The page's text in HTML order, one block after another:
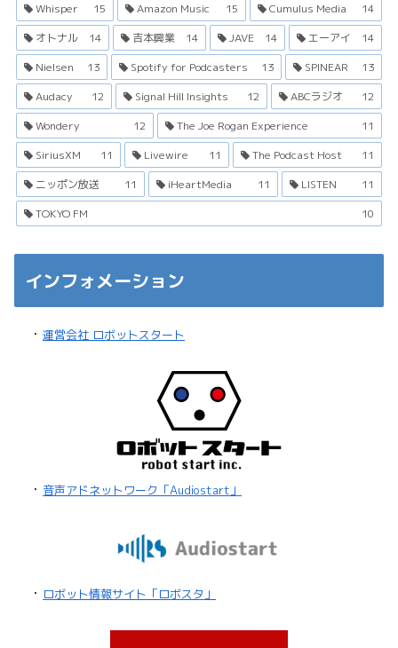
Whisper
15 Amazon Music 15 Cumulus Media
14
オトナル
14 吉本興業 14 JAVE 14 エーアイ
14
Nielsen
13 Spotify for Podcasters 13 SPINEAR
13
Audacy
12 Signal Hill Insights 12 ABCラジオ
12
Wondery
12 The Joe Rogan Experience
11
SiriusXM
11 Livewire 11 The Podcast Host
11
ニッポン放送
11 iHeartMedia 11 LISTEN
11
TOKYO FM
10
インフォメーション
・ 運営会社 ロボットスタート
・ 音声アドネットワーク「Audiostart」
・ ロボット情報サイト「ロボスタ」